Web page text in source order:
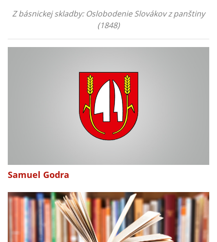
Z básnickej skladby: Oslobodenie Slovákov z panštiny
(1848)
Samuel Godra